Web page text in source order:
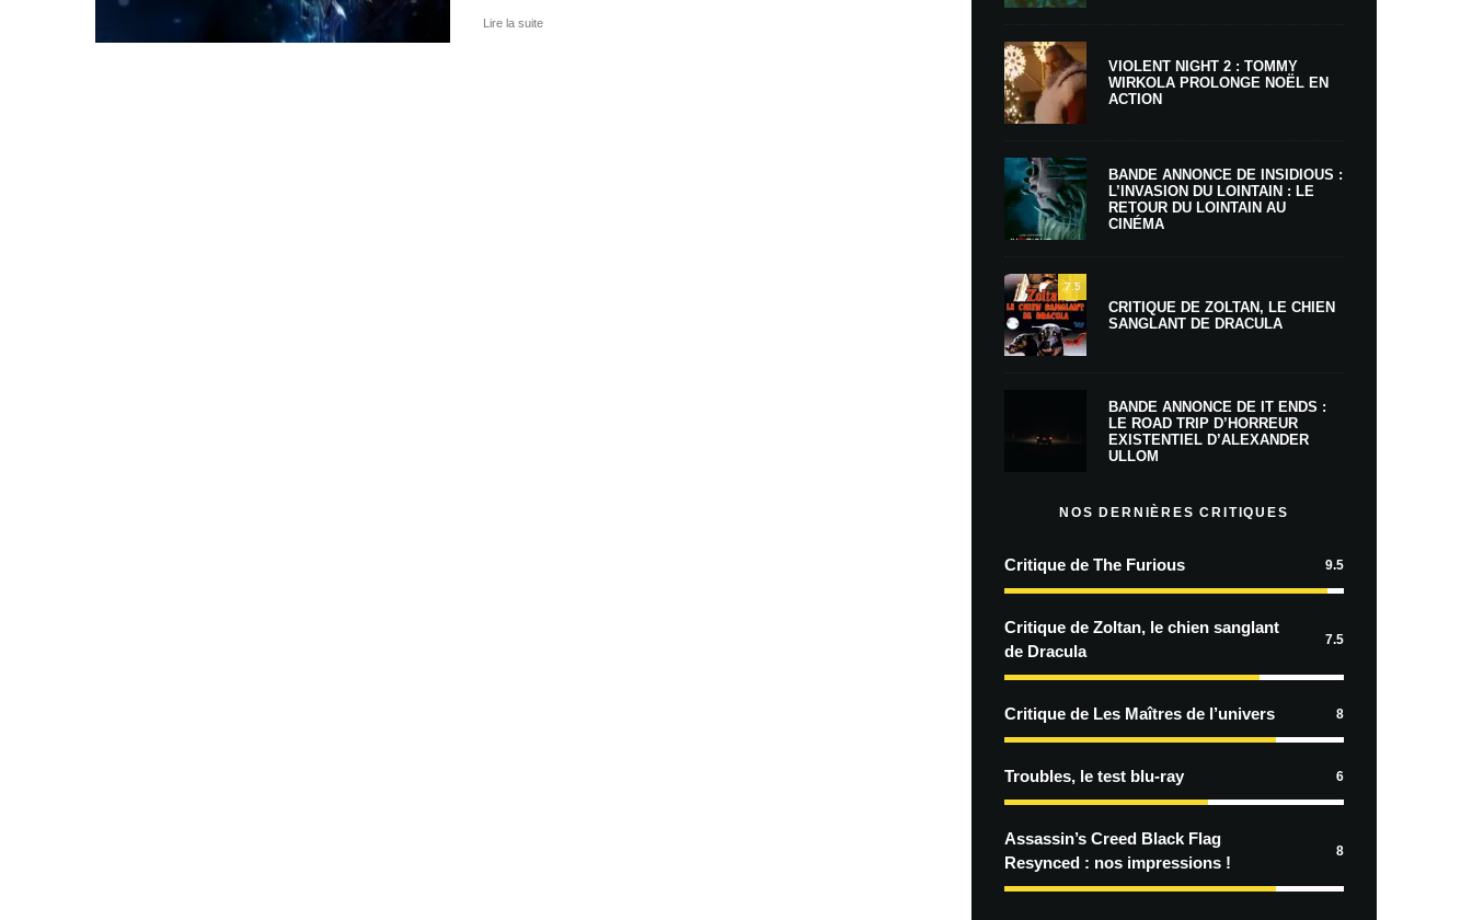
Lire la suite
VIOLENT NIGHT 2 : TOMMY
WIRKOLA PROLONGE NOËL EN
ACTION
BANDE ANNONCE DE INSIDIOUS :
L’INVASION DU LOINTAIN : LE
RETOUR DU LOINTAIN AU
CINÉMA
7.5
CRITIQUE DE ZOLTAN, LE CHIEN
SANGLANT DE DRACULA
BANDE ANNONCE DE IT ENDS :
LE ROAD TRIP D’HORREUR
EXISTENTIEL D’ALEXANDER
ULLOM
NOS DERNIÈRES CRITIQUES
Critique de The Furious 9.5
Critique de Zoltan, le chien sanglant
de Dracula
7.5
Critique de Les Maîtres de l’univers 8
Troubles, le test blu-ray 6
Assassin’s Creed Black Flag
Resynced : nos impressions !
8